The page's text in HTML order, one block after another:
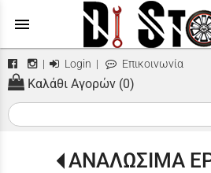
menu
| Login | Επικοινωνία
Καλάθι Αγορών (0)
ΑΝΑΛΩΣΙΜΑ